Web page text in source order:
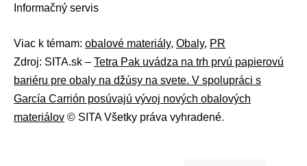
Informačný servis
Viac k témam: obalové materiály, Obaly, PR
Zdroj: SITA.sk – Tetra Pak uvádza na trh prvú papierovú
bariéru pre obaly na džúsy na svete. V spolupráci s
García Carrión posúvajú vývoj nových obalových
materiálov © SITA Všetky práva vyhradené.